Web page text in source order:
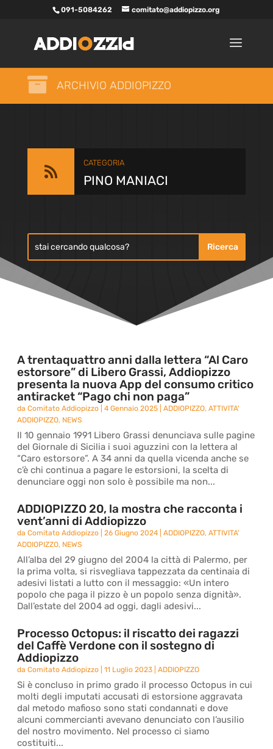
091-5084262 comitato@addiopizzo.org
 ARCHIVIO ADDIOPIZZO

CATEGORIA
PINO MANIACI
A trentaquattro anni dalla lettera “Al Caro
estorsore” di Libero Grassi, Addiopizzo
presenta la nuova App del consumo critico
antiracket “Pago chi non paga”
daComitato Addiopizzo |4 Gennaio 2025 |ADDIOPIZZO,ATTIVITA'
ADDIOPIZZO, NEWS
Il 10 gennaio 1991 Libero Grassi denunciava sulle pagine
del Giornale di Sicilia i suoi aguzzini con la lettera al
“Caro estorsore”. A 34 anni da quella vicenda anche se
c’è chi continua a pagare le estorsioni, la scelta di
denunciare oggi non solo è possibile ma non...
ADDIOPIZZO 20, la mostra che racconta i
vent’anni di Addiopizzo
daComitato Addiopizzo |26 Giugno 2024 |ADDIOPIZZO,ATTIVITA'
ADDIOPIZZO, NEWS
All’alba del 29 giugno del 2004 la città di Palermo, per
la prima volta, si risvegliava tappezzata da centinaia di
adesivi listati a lutto con il messaggio: «Un intero
popolo che paga il pizzo è un popolo senza dignità».
Dall’estate del 2004 ad oggi, dagli adesivi...
Processo Octopus: il riscatto dei ragazzi
del Caffè Verdone con il sostegno di
Addiopizzo
daComitato Addiopizzo |11 Luglio 2023 |ADDIOPIZZO
Si è concluso in primo grado il processo Octopus in cui
molti degli imputati accusati di estorsione aggravata
dal metodo mafioso sono stati condannati e dove
alcuni commercianti avevano denunciato con l’ausilio
del nostro movimento. Nel processo ci siamo
costituiti...